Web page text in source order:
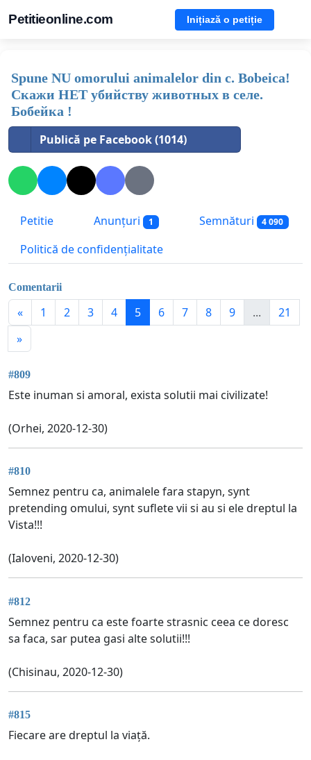
Petitieonline.com Inițiază o petiție
Spune NU omorului animalelor din c. Bobeica!
Скажи НЕТ убийству животных в селе.
Бобейка !
Publică pe Facebook (1014)
Petitie Anunțuri 1 Semnături 4 090
Politică de confidențialitate
Comentarii
« 1 2 3 4 5 6 7 8 9 ...
21
»
#809
Este inuman si amoral, exista solutii mai civilizate!
(Orhei, 2020-12-30)
#810
Semnez pentru ca, animalele fara stapyn, synt
pretending omului, synt suflete vii si au si ele dreptul la
Vista!!!
(Ialoveni, 2020-12-30)
#812
Semnez pentru ca este foarte strasnic ceea ce doresc
sa faca, sar putea gasi alte solutii!!!
(Chisinau, 2020-12-30)
#815
Fiecare are dreptul la viață.